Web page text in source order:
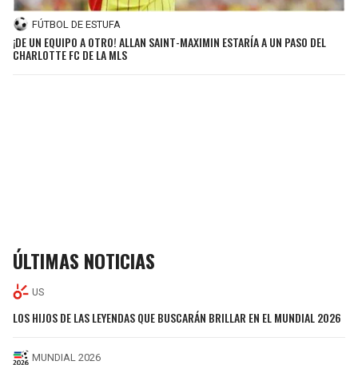
FÚTBOL DE ESTUFA
¡DE UN EQUIPO A OTRO! ALLAN SAINT-MAXIMIN ESTARÍA A UN PASO DEL
CHARLOTTE FC DE LA MLS
ÚLTIMAS NOTICIAS
US
LOS HIJOS DE LAS LEYENDAS QUE BUSCARÁN BRILLAR EN EL MUNDIAL 2026
MUNDIAL 2026